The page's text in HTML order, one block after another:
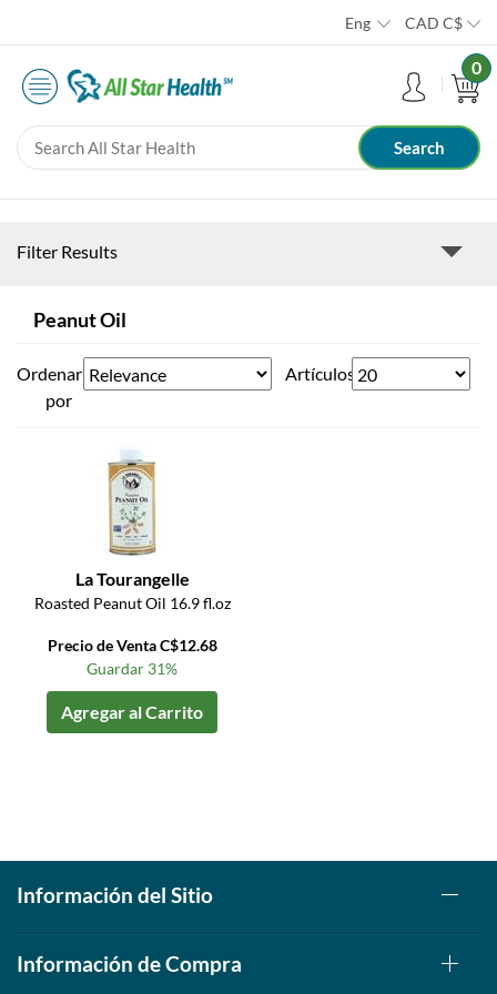
Eng CAD C$
0
Filter Results
Peanut Oil
Ordenar
por
Artículos
La Tourangelle
Roasted Peanut Oil 16.9 fl.oz
Precio de Venta C$12.68
Guardar 31%
Agregar al Carrito
Información del Sitio
Información de Compra